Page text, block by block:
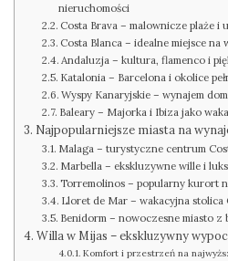
nieruchomości
Costa Brava – malownicze plaże i
Costa Blanca – idealne miejsce na
Andaluzja – kultura, flamenco i
Katalonia – Barcelona i okolice
Wyspy Kanaryjskie – wynajem
Baleary – Majorka i Ibiza jako
Najpopularniejsze miasta na
Malaga – turystyczne centrum
Marbella – ekskluzywne wille i
Torremolinos – popularny kurort
Lloret de Mar – wakacyjna stolica
Benidorm – nowoczesne miasto z
Willa w Mijas – ekskluzywny
Komfort i przestrzeń na